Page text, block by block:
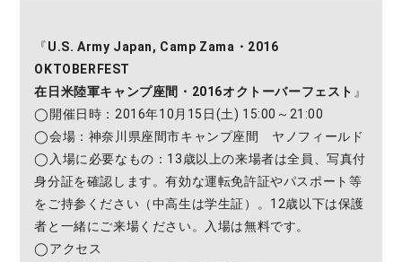
『U.S. Army Japan, Camp Zama・2016
OKTOBERFEST
在日米陸軍キャンプ座間・2016オクトーバーフェスト 』
◯開催日時：2016年10月15日(土) 15:00～21:00
◯会場：神奈川県座間市キャンプ座間 ヤノフィールド
◯入場に必要なもの：13歳以上の来場者は全員、写真付
身分証を確認します。有効な運転免許証やパスポート等
をご持参ください（中高生は学生証）。12歳以下は保護
者と一緒にご来場ください。入場は無料です。
◯アクセス